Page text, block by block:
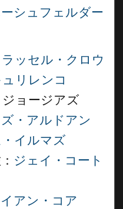
シュフェルダー
ラッセル・クロウ
リレンコ
ョージアズ
・アルドアン
イルマズ
ジェイ・コート
アン・コア